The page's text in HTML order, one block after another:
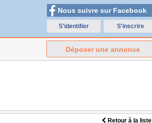
Nous suivre sur Facebook
S'identifier S'inscrire
Déposer une annonce
Retour à la liste